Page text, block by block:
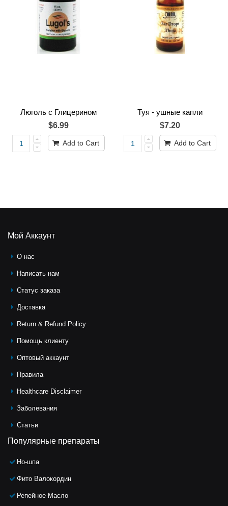
Люголь с Глицерином
$6.99
Add to Cart
Туя - ушные капли
$7.20
Add to Cart
Мой Аккаунт
О нас
Написать нам
Статус заказа
Доставка
Return & Refund Policy
Помощь клиeнту
Оптовый аккаунт
Правила
Healthcare Disclaimer
Заболевания
Статьи
Популярные препараты
Но-шпа
Фито Валокордин
Репейное Масло